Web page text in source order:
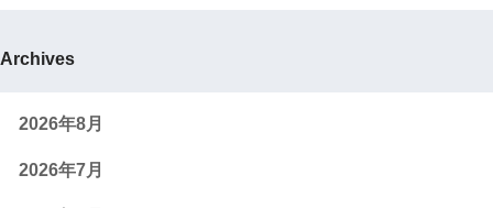
Archives
2026年8月
2026年7月